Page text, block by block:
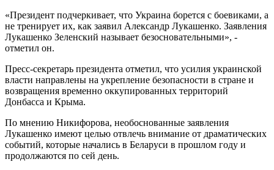
«Президент подчеркивает, что Украина борется с боевиками, а
не тренирует их, как заявил Александр Лукашенко. Заявления
Лукашенко Зеленский называет безосновательными», -
отметил он.
Пресс-секретарь президента отметил, что усилия украинской
власти направлены на укрепление безопасности в стране и
возвращения временно оккупированных территорий
Донбасса и Крыма.
По мнению Никифорова, необоснованные заявления
Лукашенко имеют целью отвлечь внимание от драматических
событий, которые начались в Беларуси в прошлом году и
продолжаются по сей день.